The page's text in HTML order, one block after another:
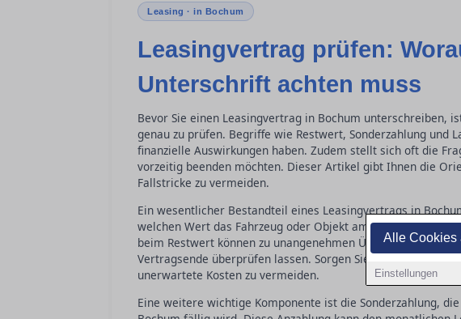
Alle Cookies
Einstellungen
Leasing · in Bochum
Leasingvertrag prüfen:
Unterschrift achten muss
Bevor Sie einen Leasingvertrag in Bochum unterschreiben,
genau zu prüfen. Begriffe wie Restwert, Sonderzahlung und
finanzielle Auswirkungen haben. Zudem stellt sich oft die
vorzeitig beenden möchten. Dieser Artikel gibt Ihnen die
Fallstricke zu vermeiden.
Ein wesentlicher Bestandteil eines Leasingvertrags in
welchen Wert das Fahrzeug oder Objekt am Ende der
beim Restwert können zu unangenehmen Überraschungen
Vertragsende überprüfen lassen. Sorgen Sie dafür, dass der
unerwartete Kosten zu vermeiden.
Eine weitere wichtige Komponente ist die Sonderzahlung,